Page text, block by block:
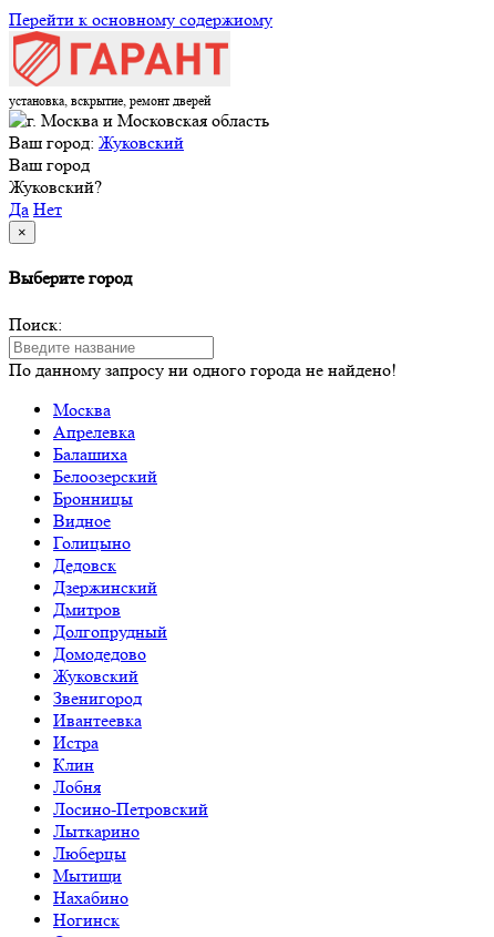
Перейти к основному содержиому
установка, вскрытие, ремонт дверей
Ваш город: Жуковский
Ваш город
Жуковский?
Да Нет
×
Выберите город
Поиск:
По данному запросу ни одного города не найдено!
Москва
Апрелевка
Балашиха
Белоозерский
Бронницы
Видное
Голицыно
Дедовск
Дзержинский
Дмитров
Долгопрудный
Домодедово
Жуковский
Звенигород
Ивантеевка
Истра
Клин
Лобня
Лосино-Петровский
Лыткарино
Люберцы
Мытищи
Нахабино
Ногинск